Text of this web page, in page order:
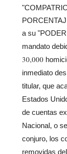
a su
mandato
30,000
inmediato
titular, que
Estados
de cuentas
Nacional, o
conjuro, los
removidas